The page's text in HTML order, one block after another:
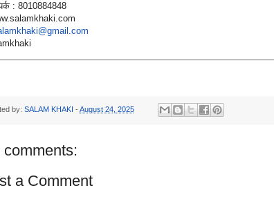
: 8010884848
by: SALAM KHAKI - August 24, 2025
comments:
a Comment